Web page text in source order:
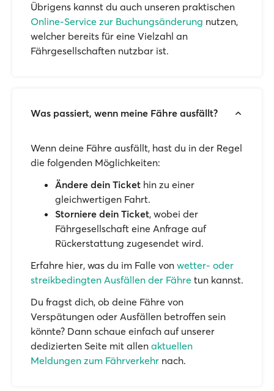
Übrigens kannst du auch unseren praktischen
Online-Service zur Buchungsänderung nutzen,
welcher bereits für eine Vielzahl an
Fährgesellschaften nutzbar ist.
Was passiert, wenn meine Fähre ausfällt?
Wenn deine Fähre ausfällt, hast du in der Regel
die folgenden Möglichkeiten:
Ändere dein Ticket hin zu einer
gleichwertigen Fahrt.
Storniere dein Ticket, wobei der
Fährgesellschaft eine Anfrage auf
Rückerstattung zugesendet wird.
Erfahre hier, was du im Falle von wetter- oder
streikbedingten Ausfällen der Fähre tun kannst.
Du fragst dich, ob deine Fähre von
Verspätungen oder Ausfällen betroffen sein
könnte? Dann schaue einfach auf unserer
dedizierten Seite mit allen aktuellen
Meldungen zum Fährverkehr nach.